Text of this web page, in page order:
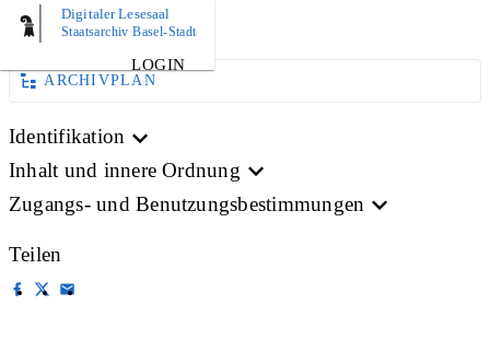
Digitaler Lesesaal
Staatsarchiv Basel-Stadt
LOGIN
BILD
ARCHIVPLAN
Identifikation
Inhalt und innere Ordnung
Zugangs- und Benutzungsbestimmungen
Teilen